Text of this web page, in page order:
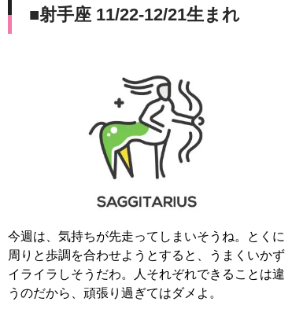
■射手座 11/22-12/21生まれ
今週は、気持ちが先走ってしまいそうね。とくに
周りと歩調を合わせようとすると、うまくいかず
イライラしそうだわ。人それぞれできることは違
うのだから、頑張り過ぎてはダメよ。